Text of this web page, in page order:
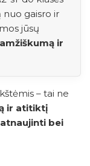
nuo gaisro ir
jūsų
ir
– tai ne
ir atitiktį
atnaujinti bei